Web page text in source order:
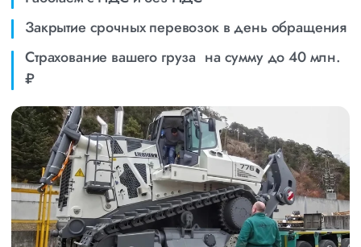
Закрытие срочных перевозок в день обращения
Страхование вашего груза на сумму до 40 млн.
₽